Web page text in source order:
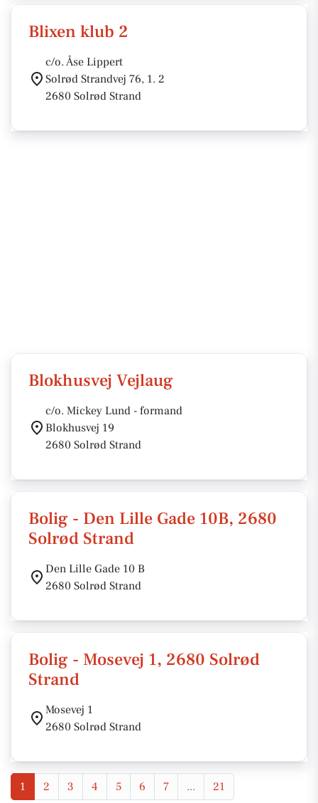
Blixen klub 2
c/o. Åse Lippert
Solrød Strandvej 76, 1. 2
2680 Solrød Strand
Blokhusvej Vejlaug
c/o. Mickey Lund - formand
Blokhusvej 19
2680 Solrød Strand
Bolig - Den Lille Gade 10B, 2680
Solrød Strand
Den Lille Gade 10 B
2680 Solrød Strand
Bolig - Mosevej 1, 2680 Solrød
Strand
Mosevej 1
2680 Solrød Strand
1 2 3 4 5 6 7 ... 21